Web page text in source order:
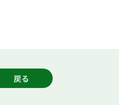
戻る